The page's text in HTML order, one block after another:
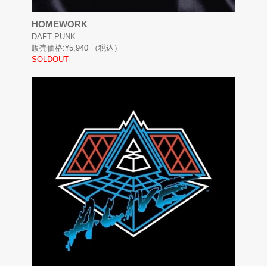
HOMEWORK
DAFT PUNK
販売価格:¥5,940
（税込）
SOLDOUT